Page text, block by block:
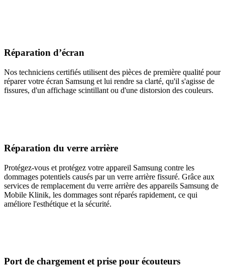
Réparation d’écran
Nos techniciens certifiés utilisent des pièces de première qualité pour
réparer votre écran Samsung et lui rendre sa clarté, qu'il s'agisse de
fissures, d'un affichage scintillant ou d'une distorsion des couleurs.
Réparation du verre arrière
Protégez-vous et protégez votre appareil Samsung contre les
dommages potentiels causés par un verre arrière fissuré. Grâce aux
services de remplacement du verre arrière des appareils Samsung de
Mobile Klinik, les dommages sont réparés rapidement, ce qui
améliore l'esthétique et la sécurité.
Port de chargement et prise pour écouteurs